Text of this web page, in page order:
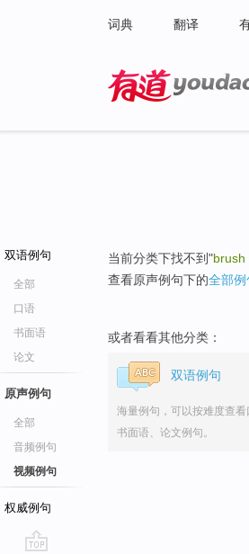
词典 翻译
双语例句
全部
口语
书面语
论文
原声例句
全部
音频例句
视频例句
权威例句
当前分类下找不到"brush
查看原声例句下的全部例
或者看看其他分类：
双语例句
海量例句，可以按难度查看
书面语、论文例句。